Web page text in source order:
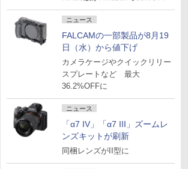
ニュース
FALCAMの一部製品が8月19
日（水）から値下げ
カメラケージやクイックリリー
スプレートなど 最大
36.2%OFFに
ニュース
「α7 IV」「α7 III」ズームレ
ンズキットが刷新
同梱レンズがII型に